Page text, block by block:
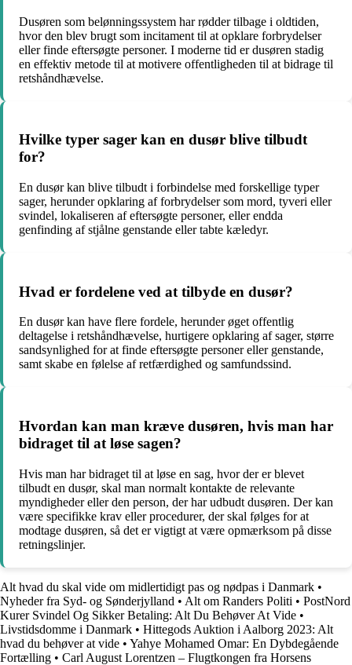
Dusøren som belønningssystem har rødder tilbage i oldtiden,
hvor den blev brugt som incitament til at opklare forbrydelser
eller finde eftersøgte personer. I moderne tid er dusøren stadig
en effektiv metode til at motivere offentligheden til at bidrage til
retshåndhævelse.
Hvilke typer sager kan en dusør blive tilbudt
for?
En dusør kan blive tilbudt i forbindelse med forskellige typer
sager, herunder opklaring af forbrydelser som mord, tyveri eller
svindel, lokaliseren af eftersøgte personer, eller endda
genfinding af stjålne genstande eller tabte kæledyr.
Hvad er fordelene ved at tilbyde en dusør?
En dusør kan have flere fordele, herunder øget offentlig
deltagelse i retshåndhævelse, hurtigere opklaring af sager, større
sandsynlighed for at finde eftersøgte personer eller genstande,
samt skabe en følelse af retfærdighed og samfundssind.
Hvordan kan man kræve dusøren, hvis man har
bidraget til at løse sagen?
Hvis man har bidraget til at løse en sag, hvor der er blevet
tilbudt en dusør, skal man normalt kontakte de relevante
myndigheder eller den person, der har udbudt dusøren. Der kan
være specifikke krav eller procedurer, der skal følges for at
modtage dusøren, så det er vigtigt at være opmærksom på disse
retningslinjer.
Alt hvad du skal vide om midlertidigt pas og nødpas i Danmark •
Nyheder fra Syd- og Sønderjylland • Alt om Randers Politi • PostNord
Kurer Svindel Og Sikker Betaling: Alt Du Behøver At Vide •
Livstidsdomme i Danmark • Hittegods Auktion i Aalborg 2023: Alt
hvad du behøver at vide • Yahye Mohamed Omar: En Dybdegående
Fortælling • Carl August Lorentzen – Flugtkongen fra Horsens